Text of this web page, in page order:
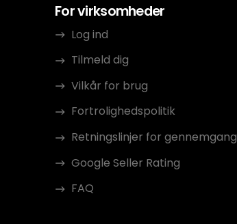
For virksomheder
Log ind
Tilmeld dig
Vilkår for brug
Fortrolighedspolitik
Retningslinjer for gennemgang
Google Seller Rating
FAQ